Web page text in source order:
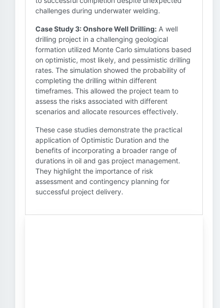
challenges during underwater welding.
Case Study 3: Onshore Well Drilling: A well
drilling project in a challenging geological
formation utilized Monte Carlo simulations based
on optimistic, most likely, and pessimistic drilling
rates. The simulation showed the probability of
completing the drilling within different
timeframes. This allowed the project team to
assess the risks associated with different
scenarios and allocate resources effectively.
These case studies demonstrate the practical
application of Optimistic Duration and the
benefits of incorporating a broader range of
durations in oil and gas project management.
They highlight the importance of risk
assessment and contingency planning for
successful project delivery.